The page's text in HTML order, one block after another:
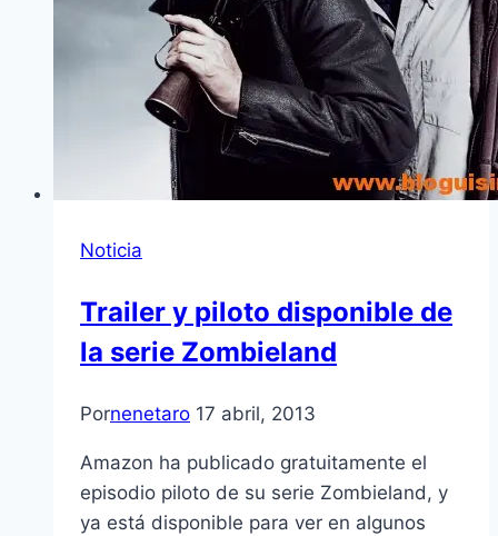
Noticia
Trailer y piloto disponible de
la serie Zombieland
Pornenetaro 17 abril, 2013
Amazon ha publicado gratuitamente el
episodio piloto de su serie Zombieland, y
ya está disponible para ver en algunos